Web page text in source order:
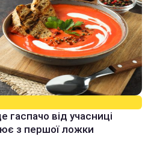
гаспачо від учасниці
з першої ложки